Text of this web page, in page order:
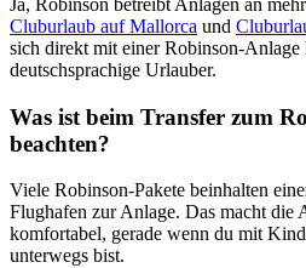
Ja, Robinson betreibt Anlagen an
Cluburlaub auf Mallorca und
sich direkt mit einer Robinson-
deutschsprachige Urlauber.
Was ist beim Transfer zum
beachten?
Viele Robinson-Pakete beinhalten
Flughafen zur Anlage. Das macht die
komfortabel, gerade wenn du mit
unterwegs bist.